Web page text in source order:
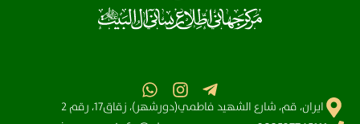
ايران، قم، شارع الشهيد فاطمي(دورشهر)، زقاق17، رقم 2